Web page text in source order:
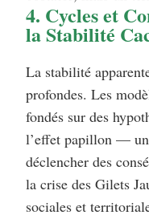
4. Cycles et
la Stabilité
La stabilité
profondes. Les
fondés sur des
l’effet papillon —
déclencher des
la crise des Gilets
sociales et